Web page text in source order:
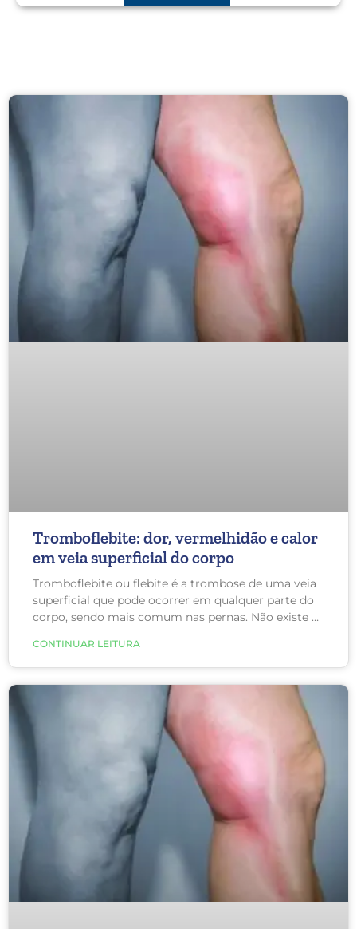
Tromboflebite: dor, vermelhidão e calor
em veia superficial do corpo
Tromboflebite ou flebite é a trombose de uma veia
superficial que pode ocorrer em qualquer parte do
corpo, sendo mais comum nas pernas. Não existe o
necessário individualizar cada caso.
CONTINUAR LEITURA